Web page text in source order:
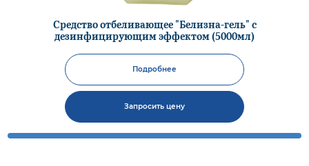
Средство отбеливающее "Белизна-гель" с
дезинфицирующим эффектом (5000мл)
Подробнее
Запросить цену